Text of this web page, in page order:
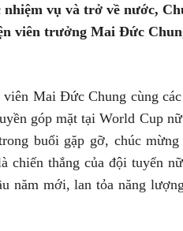
vụ và trở về nước,
viên trưởng Mai Đức
Mai Đức Chung cùng
góp mặt tại World Cup
buổi gặp gỡ, chúc
chiến thắng của đội tuyển
năm mới, lan tỏa năng